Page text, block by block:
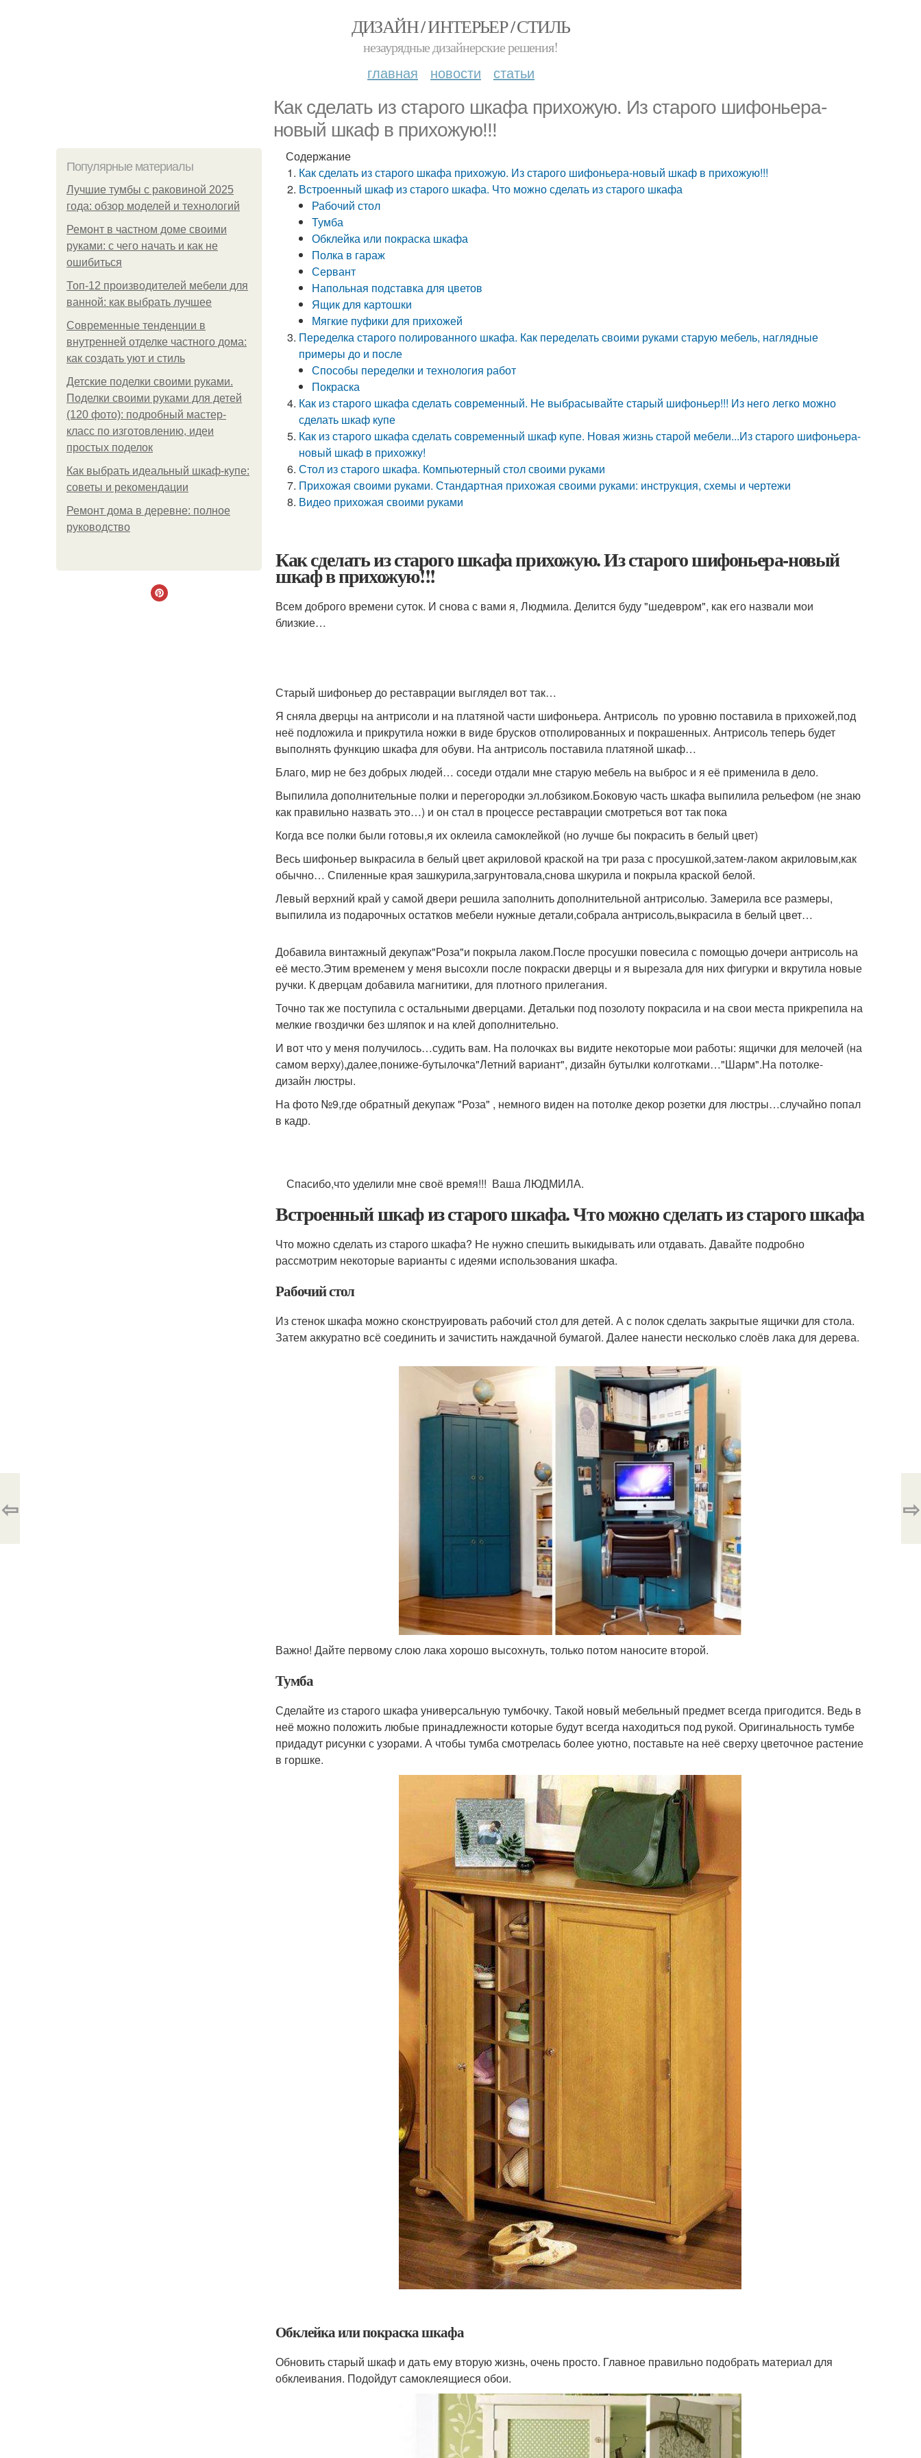
ДИЗАЙН / ИНТЕРЬЕР / СТИЛЬ
незаурядные дизайнерские решения!
главная новости статьи
Как сделать из старого шкафа прихожую. Из старого шифоньера-
новый шкаф в прихожую!!!
Популярные материалы
Лучшие тумбы с раковиной 2025
года: обзор моделей и технологий
Ремонт в частном доме своими
руками: с чего начать и как не
ошибиться
Топ-12 производителей мебели для
ванной: как выбрать лучшее
Современные тенденции в
внутренней отделке частного дома:
как создать уют и стиль
Детские поделки своими руками.
Поделки своими руками для детей
(120 фото): подробный мастер-
класс по изготовлению, идеи
простых поделок
Как выбрать идеальный шкаф-купе:
советы и рекомендации
Ремонт дома в деревне: полное
руководство
Содержание
Как сделать из старого шкафа прихожую. Из старого шифоньера-новый шкаф в прихожую!!!
Встроенный шкаф из старого шкафа. Что можно сделать из старого шкафа
Рабочий стол
Тумба
Обклейка или покраска шкафа
Полка в гараж
Сервант
Напольная подставка для цветов
Ящик для картошки
Мягкие пуфики для прихожей
Переделка старого полированного шкафа. Как переделать своими руками старую мебель, наглядные
примеры до и после
Способы переделки и технология работ
Покраска
Как из старого шкафа сделать современный. Не выбрасывайте старый шифоньер!!! Из него легко можно
сделать шкаф купе
Как из старого шкафа сделать современный шкаф купе. Новая жизнь старой мебели...Из старого шифоньера-
новый шкаф в прихожку!
Стол из старого шкафа. Компьютерный стол своими руками
Прихожая своими руками. Стандартная прихожая своими руками: инструкция, схемы и чертежи
Видео прихожая своими руками
Как сделать из старого шкафа прихожую. Из старого шифоньера-новый
шкаф в прихожую!!!
Всем доброго времени суток. И снова с вами я, Людмила. Делится буду "шедевром", как его назвали мои
близкие…
Старый шифоньер до реставрации выглядел вот так…
Я сняла дверцы на антрисоли и на платяной части шифоньера. Антрисоль по уровню поставила в прихожей,под
неё подложила и прикрутила ножки в виде брусков отполированных и покрашенных. Антрисоль теперь будет
выполнять функцию шкафа для обуви. На антрисоль поставила платяной шкаф…
Благо, мир не без добрых людей… соседи отдали мне старую мебель на выброс и я её применила в дело.
Выпилила дополнительные полки и перегородки эл.лобзиком.Боковую часть шкафа выпилила рельефом (не знаю
как правильно назвать это…) и он стал в процессе реставрации смотреться вот так пока
Когда все полки были готовы,я их оклеила самоклейкой (но лучше бы покрасить в белый цвет)
Весь шифоньер выкрасила в белый цвет акриловой краской на три раза с просушкой,затем-лаком акриловым,как
обычно… Спиленные края зашкурила,загрунтовала,снова шкурила и покрыла краской белой.
Левый верхний край у самой двери решила заполнить дополнительной антрисолью. Замерила все размеры,
выпилила из подарочных остатков мебели нужные детали,собрала антрисоль,выкрасила в белый цвет…
Добавила винтажный декупаж"Роза"и покрыла лаком.После просушки повесила с помощью дочери антрисоль на
её место.Этим временем у меня высохли после покраски дверцы и я вырезала для них фигурки и вкрутила новые
ручки. К дверцам добавила магнитики, для плотного прилегания.
Точно так же поступила с остальными дверцами. Детальки под позолоту покрасила и на свои места прикрепила на
мелкие гвоздички без шляпок и на клей дополнительно.
И вот что у меня получилось…судить вам. На полочках вы видите некоторые мои работы: ящички для мелочей (на
самом верху),далее,пониже-бутылочка"Летний вариант", дизайн бутылки колготками…"Шарм".На потолке-
дизайн люстры.
На фото №9,где обратный декупаж "Роза" , немного виден на потолке декор розетки для люстры…случайно попал
в кадр.
Спасибо,что уделили мне своё время!!! Ваша ЛЮДМИЛА.
Встроенный шкаф из старого шкафа. Что можно сделать из старого шкафа
Что можно сделать из старого шкафа? Не нужно спешить выкидывать или отдавать. Давайте подробно
рассмотрим некоторые варианты с идеями использования шкафа.
Рабочий стол
Из стенок шкафа можно сконструировать рабочий стол для детей. А с полок сделать закрытые ящички для стола.
Затем аккуратно всё соединить и зачистить наждачной бумагой. Далее нанести несколько слоёв лака для дерева.
Важно! Дайте первому слою лака хорошо высохнуть, только потом наносите второй.
Тумба
Сделайте из старого шкафа универсальную тумбочку. Такой новый мебельный предмет всегда пригодится. Ведь в
неё можно положить любые принадлежности которые будут всегда находиться под рукой. Оригинальность тумбе
придадут рисунки с узорами. А чтобы тумба смотрелась более уютно, поставьте на неё сверху цветочное растение
в горшке.
Обклейка или покраска шкафа
Обновить старый шкаф и дать ему вторую жизнь, очень просто. Главное правильно подобрать материал для
обклеивания. Подойдут самоклеящиеся обои.
⇦ ⇨